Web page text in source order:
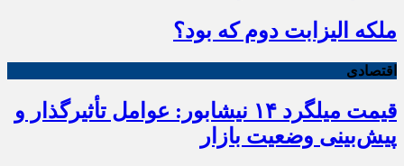
ملکه الیزابت دوم که بود؟
اقتصادی
قیمت میلگرد ۱۴ نیشابور: عوامل تأثیرگذار و
پیش‌بینی وضعیت بازار